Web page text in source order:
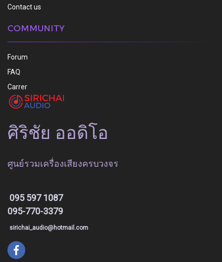
Contact us
COMMUNITY
Forum
FAQ
Carrer
ศิริชัย ออดิโอ
ศูนย์รวมเครื่องเสียงครบวงจร
095 597 1087
095-770-3379
sirichai_audio@hotmail.com